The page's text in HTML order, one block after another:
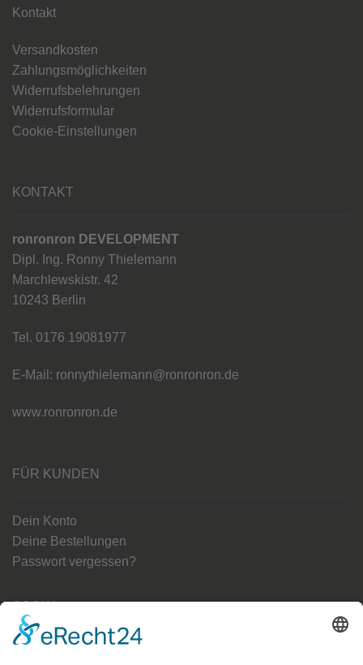
Kontakt
Versandkosten
Zahlungsmöglichkeiten
Widerrufsbelehrungen
Widerrufsformular
Cookie-Einstellungen
KONTAKT
ronronron DEVELOPMENT
Dipl. Ing. Ronny Thielemann
Marchlewskistr. 42
10243 Berlin
Tel. 0176 19081977
E-Mail: ronnythielemann@ronronron.de
www.ronronron.de
FÜR KUNDEN
Dein Konto
Deine Bestellungen
Passwort vergessen?
SOCIAL